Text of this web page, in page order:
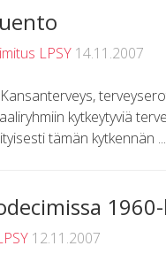
LPSY 14.11.2007
kytkeytyviä
tämän kytkennän ...
12.11.2007